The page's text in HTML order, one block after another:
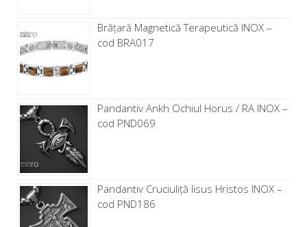
Brăţară Magnetică Terapeutică INOX –
cod BRA017
Pandantiv Ankh Ochiul Horus / RA INOX –
cod PND069
Pandantiv Cruciuliță Iisus Hristos INOX –
cod PND186